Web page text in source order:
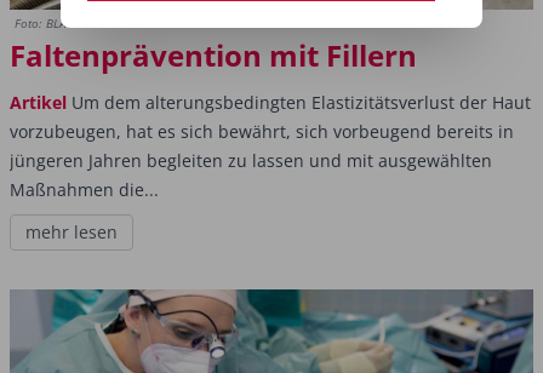
Foto: BLACKDAY/Shutterstock.com
Faltenprävention mit Fillern
Artikel Um dem alterungsbedingten Elastizitätsverlust der Haut
vorzubeugen, hat es sich bewährt, sich vorbeugend bereits in
jüngeren Jahren begleiten zu lassen und mit ausgewählten
Maßnahmen die...
mehr lesen